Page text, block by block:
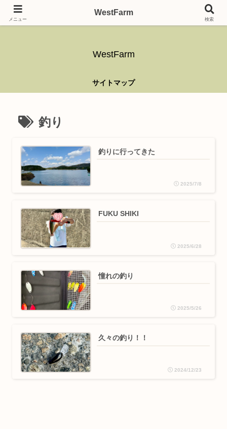
ガーデニング、アウトドア、キャンプ、釣り、乗り物、DIYなど難しい事はさ
WestFarm
サイトマップ
釣り
釣りに行ってきた
2025/7/8
FUKU SHIKI
2025/6/28
憧れの釣り
2025/5/26
久々の釣り！！
2024/12/23
メニュー
WestFarm
検索